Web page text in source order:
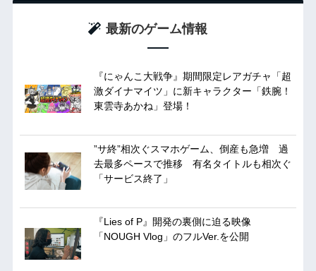
最新のゲーム情報
『にゃんこ大戦争』期間限定レアガチャ「超
激ダイナマイツ」に新キャラクター「鉄腕！
東雲寺あかね」登場！
”サ終”相次ぐスマホゲーム、倒産も急増 過
去最多ペースで推移 有名タイトルも相次ぐ
「サービス終了」
『Lies of P』開発の裏側に迫る映像
「NOUGH Vlog」のフルVer.を公開